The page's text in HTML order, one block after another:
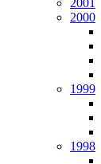
2001
2000
1999
1998